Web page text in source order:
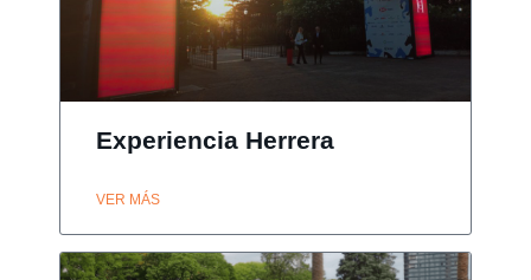
Experiencia Herrera
VER MÁS